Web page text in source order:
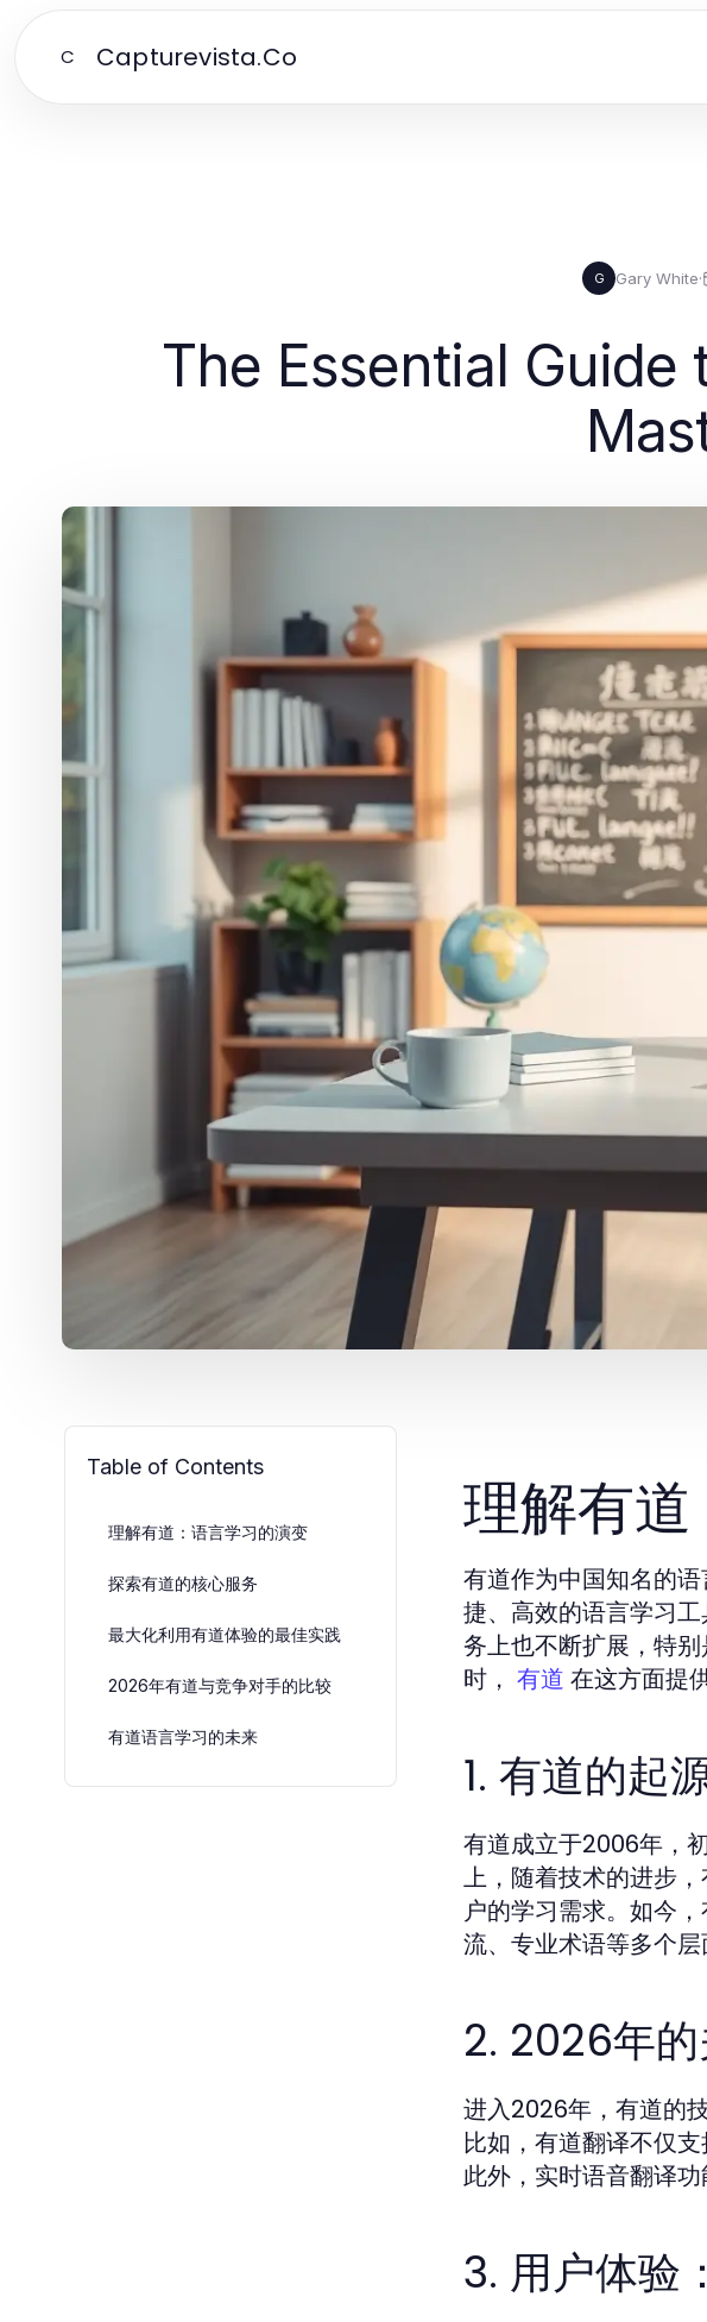
C Capturevista.Co
G Gary White·
The Essential
Table of Contents
理解有道：语言学习的演变
探索有道的核心服务
最大化利用有道体验的最佳实践
2026年有道与竞争对手的比较
有道语言学习的未来
理解有
有道作为中国知名的
捷、高效的语言学习
务上也不断扩展，特
时， 有道 在这方面提
1. 有道的起
有道成立于2006年，
上，随着技术的进步
户的学习需求。如今
流、专业术语等多个层
2. 2026年
进入2026年，有道的
比如，有道翻译不仅
此外，实时语音翻译
3. 用户体验